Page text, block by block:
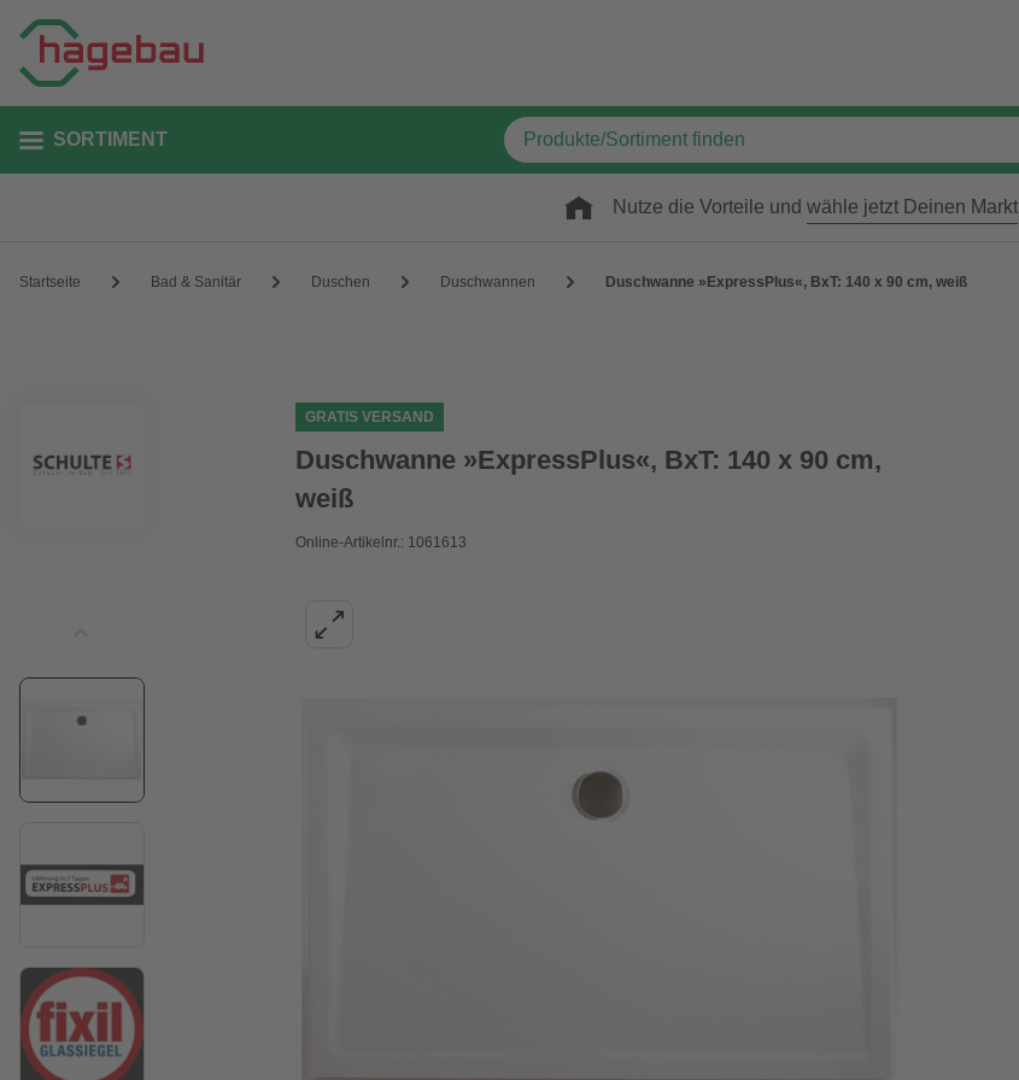
SORTIMENT
Nutze die Vorteile und wähle jetzt Deinen Markt
Startseite Bad & Sanitär Duschen Duschwannen Duschwanne »ExpressPlus«, BxT: 140 x 90 cm, weiß
GRATIS VERSAND
Duschwanne »ExpressPlus«, BxT: 140 x 90 cm,
weiß
Online-Artikelnr.: 1061613